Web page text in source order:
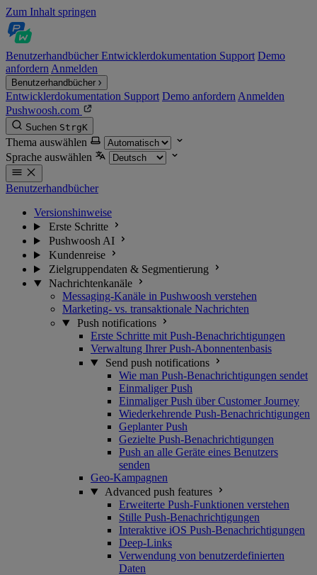
Zum Inhalt springen
BenutzerhandbücherEntwicklerdokumentation Support Demo
anfordern Anmelden
Benutzerhandbücher
Entwicklerdokumentation Support Demo anfordern Anmelden
Pushwoosh.com
Suchen StrgK
Thema auswählen
Sprache auswählen
Benutzerhandbücher
Versionshinweise
Erste Schritte
Pushwoosh AI
Kundenreise
Zielgruppendaten & Segmentierung
Nachrichtenkanäle
Messaging-Kanäle in Pushwoosh verstehen
Marketing- vs. transaktionale Nachrichten
Push notifications
Erste Schritte mit Push-Benachrichtigungen
Verwaltung Ihrer Push-Abonnentenbasis
Send push notifications
Wie man Push-Benachrichtigungen sendet
Einmaliger Push
Einmaliger Push über Customer Journey
Wiederkehrende Push-Benachrichtigungen
Geplanter Push
Gezielte Push-Benachrichtigungen
Push an alle Geräte eines Benutzers
senden
Geo-Kampagnen
Advanced push features
Erweiterte Push-Funktionen verstehen
Stille Push-Benachrichtigungen
Interaktive iOS Push-Benachrichtigungen
Deep-Links
Verwendung von benutzerdefinierten
Daten